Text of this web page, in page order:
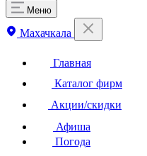
Меню
Махачкала
Главная
Каталог фирм
Акции/скидки
Афиша
Погода